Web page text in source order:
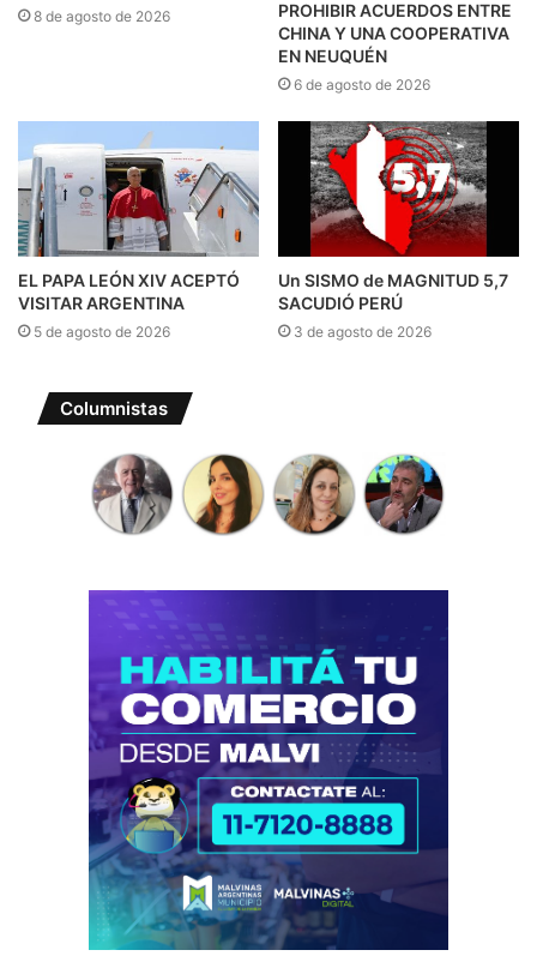
8 de agosto de 2026
PROHIBIR ACUERDOS ENTRE
CHINA Y UNA COOPERATIVA
EN NEUQUÉN
6 de agosto de 2026
EL PAPA LEÓN XIV ACEPTÓ
VISITAR ARGENTINA
5 de agosto de 2026
Un SISMO de MAGNITUD 5,7
SACUDIÓ PERÚ
3 de agosto de 2026
Columnistas